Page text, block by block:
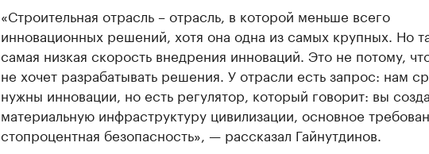
«Строительная отрасль – отрасль, в которой меньше всего
инновационных решений, хотя она одна из самых крупных. Но
самая низкая скорость внедрения инноваций. Это не потому,
не хочет разрабатывать решения. У отрасли есть запрос: нам
нужны инновации, но есть регулятор, который говорит: вы
материальную инфраструктуру цивилизации, основное
стопроцентная безопасность», — рассказал Гайнутдинов.